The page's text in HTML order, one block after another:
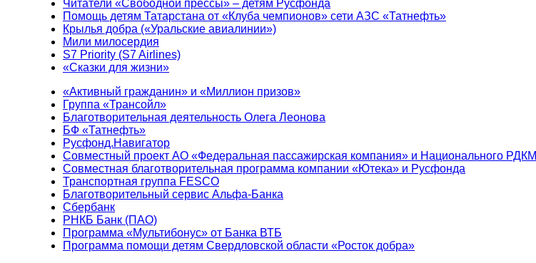
Читатели «Свободной прессы» – детям Русфонда
Помощь детям Татарстана от «Клуба чемпионов» сети АЗС «Татнефть»
Крылья добра («Уральские авиалинии»)
Мили милосердия
S7 Priority (S7 Airlines)
«Сказки для жизни»
«Активный гражданин» и «Миллион призов»
Группа «Трансойл»
Благотворительная деятельность Олега Леонова
БФ «Татнефть»
Русфонд.Навигатор
Совместный проект АО «Федеральная пассажирская компания» и Национального РДКМ
Совместная благотворительная программа компании «Ютека» и Русфонда
Транспортная группа FESCO
Благотворительный сервис Альфа-Банка
Сбербанк
РНКБ Банк (ПАО)
Программа «Мультибонус» от Банка ВТБ
Программа помощи детям Свердловской области «Росток добра»